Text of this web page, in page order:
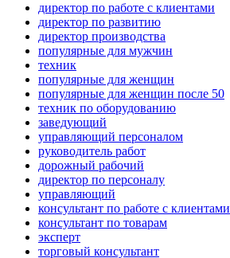
директор по работе с клиентами
директор по развитию
директор производства
популярные для мужчин
техник
популярные для женщин
популярные для женщин после 50
техник по оборудованию
заведующий
управляющий персоналом
руководитель работ
дорожный рабочий
директор по персоналу
управляющий
консультант по работе с клиентами
консультант по товарам
эксперт
торговый консультант